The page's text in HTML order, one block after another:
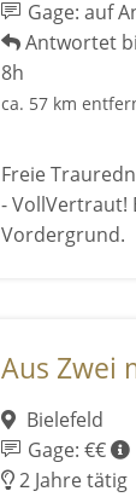
Gage: auf
Antwortet
8h
ca. 57 km
Freie
- VollVertraut!
Vordergrund.
Aus Zwei
Bielefeld
Gage: €€
2 Jahre tätig